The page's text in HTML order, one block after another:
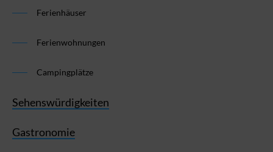
Ferienhäuser
Ferienwohnungen
Campingplätze
Sehenswürdigkeiten
Gastronomie